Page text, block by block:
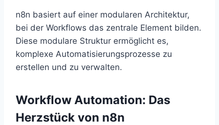
n8n basiert auf einer modularen Architektur,
bei der Workflows das zentrale Element bilden.
Diese modulare Struktur ermöglicht es,
komplexe Automatisierungsprozesse zu
erstellen und zu verwalten.
Workflow Automation: Das
Herzstück von n8n